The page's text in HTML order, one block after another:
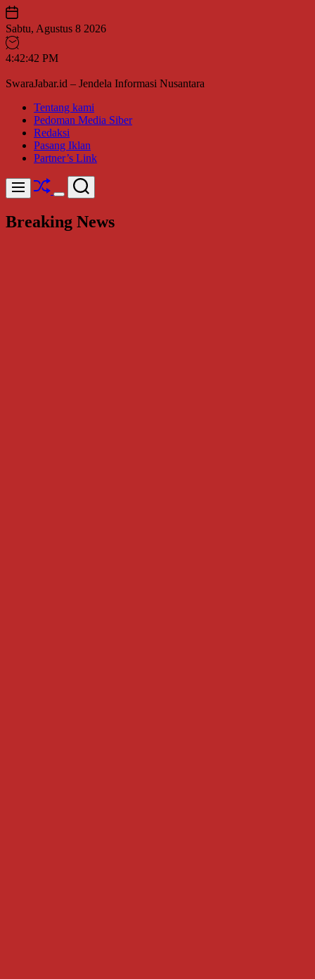
Skip
to
content
Sabtu, Agustus 8 2026
4:42:43 PM
SwaraJabar.id – Jendela Informasi Nusantara
Tentang kami
Pedoman Media Siber
Redaksi
Pasang Iklan
Partner’s Link
Menu Shuffle
Switch
mode
Search
Breaking News